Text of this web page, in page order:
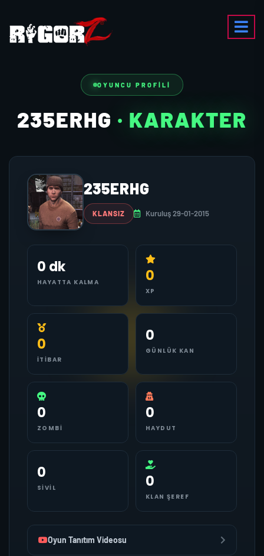
OYUNCU PROFILI
235ERHG · KARAKTER
235ERHG
KLANSIZ Kuruluş 29-01-2015
0 dk
HAYATTA KALMA 0
XP
0
İTIBAR
0
GÜNLÜK KAN
0
ZOMBI
0
HAYDUT
0
SIVIL 0
KLAN ŞEREF
Oyun Tanıtım Videosu